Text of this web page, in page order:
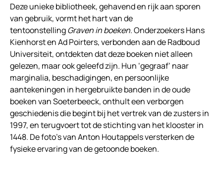
Deze unieke bibliotheek, gehavend en rijk aan sporen
van gebruik, vormt het hart van de
tentoonstellingGraven in boeken. Onderzoekers Hans
Kienhorst en Ad Poirters, verbonden aan de Radboud
Universiteit, ontdekten dat deze boeken niet alleen
gelezen, maar ook geleefd zijn. Hun ‘gegraaf’ naar
marginalia, beschadigingen, en persoonlijke
aantekeningen in hergebruikte banden in de oude
boeken van Soeterbeeck, onthult een verborgen
geschiedenis die begint bij het vertrek van de zusters in
1997, en terugvoert tot de stichting van het klooster in
1448. De foto’s van Anton Houtappels versterken de
fysieke ervaring van de getoonde boeken.